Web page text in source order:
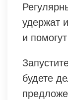
удержат
и
будете